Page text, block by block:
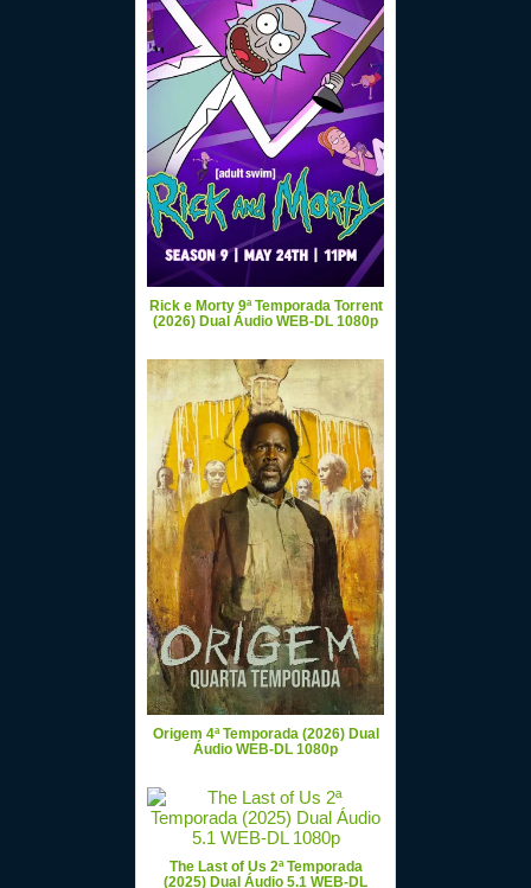
Rick e Morty 9ª Temporada Torrent
(2026) Dual Áudio WEB-DL 1080p
Origem 4ª Temporada (2026) Dual
Áudio WEB-DL 1080p
The Last of Us 2ª Temporada
(2025) Dual Áudio 5.1 WEB-DL